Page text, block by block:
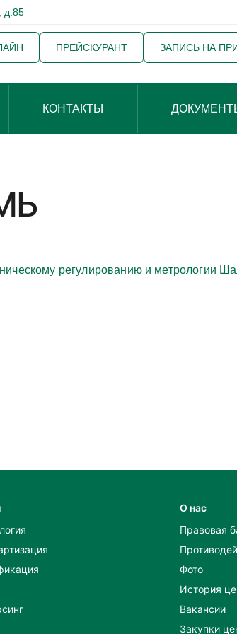
д.85
ПРЕЙСКУРАНТ ЗАПИСЬ НА
КОНТАКТЫ
регулированию и
О нас
Правовая
Фото
История
Вакансии
Закупки